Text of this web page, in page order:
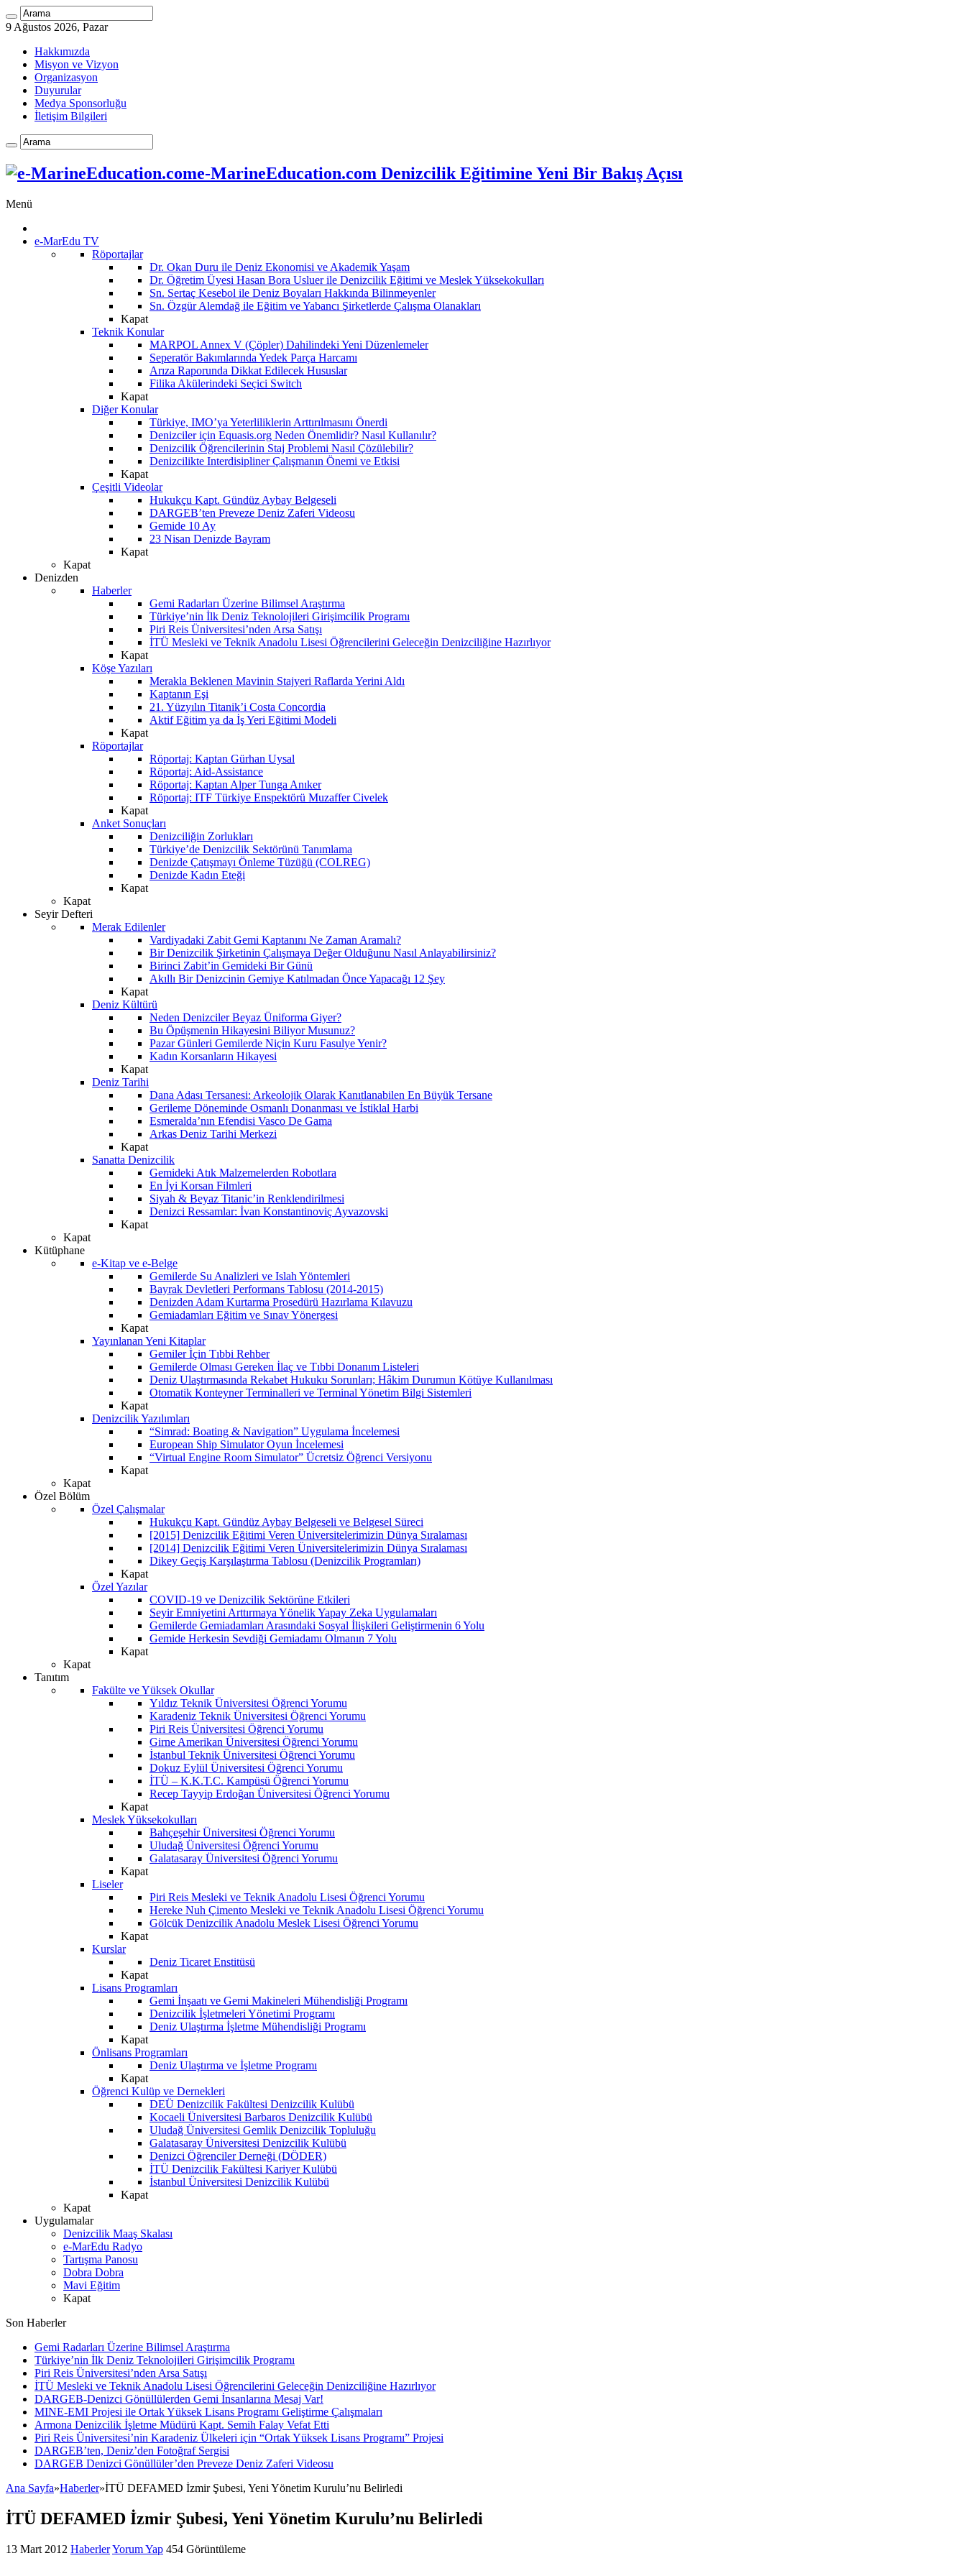
9 Ağustos 2026, Pazar
Hakkımızda
Misyon ve Vizyon
Organizasyon
Duyurular
Medya Sponsorluğu
İletişim Bilgileri
e-MarineEducation.com Denizcilik Eğitimine Yeni Bir Bakış Açısı
Menü
e-MarEdu TV
Röportajlar
Dr. Okan Duru ile Deniz Ekonomisi ve Akademik Yaşam
Dr. Öğretim Üyesi Hasan Bora Usluer ile Denizcilik Eğitimi ve Meslek Yüksekokulları
Sn. Sertaç Kesebol ile Deniz Boyaları Hakkında Bilinmeyenler
Sn. Özgür Alemdağ ile Eğitim ve Yabancı Şirketlerde Çalışma Olanakları
Kapat
Teknik Konular
MARPOL Annex V (Çöpler) Dahilindeki Yeni Düzenlemeler
Seperatör Bakımlarında Yedek Parça Harcamı
Arıza Raporunda Dikkat Edilecek Hususlar
Filika Akülerindeki Seçici Switch
Kapat
Diğer Konular
Türkiye, IMO’ya Yeterliliklerin Arttırılmasını Önerdi
Denizciler için Equasis.org Neden Önemlidir? Nasıl Kullanılır?
Denizcilik Öğrencilerinin Staj Problemi Nasıl Çözülebilir?
Denizcilikte Interdisipliner Çalışmanın Önemi ve Etkisi
Kapat
Çeşitli Videolar
Hukukçu Kapt. Gündüz Aybay Belgeseli
DARGEB’ten Preveze Deniz Zaferi Videosu
Gemide 10 Ay
23 Nisan Denizde Bayram
Kapat
Kapat
Denizden
Haberler
Gemi Radarları Üzerine Bilimsel Araştırma
Türkiye’nin İlk Deniz Teknolojileri Girişimcilik Programı
Piri Reis Üniversitesi’nden Arsa Satışı
İTÜ Mesleki ve Teknik Anadolu Lisesi Öğrencilerini Geleceğin Denizciliğine Hazırlıyor
Kapat
Köşe Yazıları
Merakla Beklenen Mavinin Stajyeri Raflarda Yerini Aldı
Kaptanın Eşi
21. Yüzyılın Titanik’i Costa Concordia
Aktif Eğitim ya da İş Yeri Eğitimi Modeli
Kapat
Röportajlar
Röportaj: Kaptan Gürhan Uysal
Röportaj: Aid-Assistance
Röportaj: Kaptan Alper Tunga Anıker
Röportaj: ITF Türkiye Enspektörü Muzaffer Civelek
Kapat
Anket Sonuçları
Denizciliğin Zorlukları
Türkiye’de Denizcilik Sektörünü Tanımlama
Denizde Çatışmayı Önleme Tüzüğü (COLREG)
Denizde Kadın Eteği
Kapat
Kapat
Seyir Defteri
Merak Edilenler
Vardiyadaki Zabit Gemi Kaptanını Ne Zaman Aramalı?
Bir Denizcilik Şirketinin Çalışmaya Değer Olduğunu Nasıl Anlayabilirsiniz?
Birinci Zabit’in Gemideki Bir Günü
Akıllı Bir Denizcinin Gemiye Katılmadan Önce Yapacağı 12 Şey
Kapat
Deniz Kültürü
Neden Denizciler Beyaz Üniforma Giyer?
Bu Öpüşmenin Hikayesini Biliyor Musunuz?
Pazar Günleri Gemilerde Niçin Kuru Fasulye Yenir?
Kadın Korsanların Hikayesi
Kapat
Deniz Tarihi
Dana Adası Tersanesi: Arkeolojik Olarak Kanıtlanabilen En Büyük Tersane
Gerileme Döneminde Osmanlı Donanması ve İstiklal Harbi
Esmeralda’nın Efendisi Vasco De Gama
Arkas Deniz Tarihi Merkezi
Kapat
Sanatta Denizcilik
Gemideki Atık Malzemelerden Robotlara
En İyi Korsan Filmleri
Siyah & Beyaz Titanic’in Renklendirilmesi
Denizci Ressamlar: İvan Konstantinoviç Ayvazovski
Kapat
Kapat
Kütüphane
e-Kitap ve e-Belge
Gemilerde Su Analizleri ve Islah Yöntemleri
Bayrak Devletleri Performans Tablosu (2014-2015)
Denizden Adam Kurtarma Prosedürü Hazırlama Kılavuzu
Gemiadamları Eğitim ve Sınav Yönergesi
Kapat
Yayınlanan Yeni Kitaplar
Gemiler İçin Tıbbi Rehber
Gemilerde Olması Gereken İlaç ve Tıbbi Donanım Listeleri
Deniz Ulaştırmasında Rekabet Hukuku Sorunları; Hâkim Durumun Kötüye Kullanılması
Otomatik Konteyner Terminalleri ve Terminal Yönetim Bilgi Sistemleri
Kapat
Denizcilik Yazılımları
“Simrad: Boating & Navigation” Uygulama İncelemesi
European Ship Simulator Oyun İncelemesi
“Virtual Engine Room Simulator” Ücretsiz Öğrenci Versiyonu
Kapat
Kapat
Özel Bölüm
Özel Çalışmalar
Hukukçu Kapt. Gündüz Aybay Belgeseli ve Belgesel Süreci
[2015] Denizcilik Eğitimi Veren Üniversitelerimizin Dünya Sıralaması
[2014] Denizcilik Eğitimi Veren Üniversitelerimizin Dünya Sıralaması
Dikey Geçiş Karşılaştırma Tablosu (Denizcilik Programları)
Kapat
Özel Yazılar
COVID-19 ve Denizcilik Sektörüne Etkileri
Seyir Emniyetini Arttırmaya Yönelik Yapay Zeka Uygulamaları
Gemilerde Gemiadamları Arasındaki Sosyal İlişkileri Geliştirmenin 6 Yolu
Gemide Herkesin Sevdiği Gemiadamı Olmanın 7 Yolu
Kapat
Kapat
Tanıtım
Fakülte ve Yüksek Okullar
Yıldız Teknik Üniversitesi Öğrenci Yorumu
Karadeniz Teknik Üniversitesi Öğrenci Yorumu
Piri Reis Üniversitesi Öğrenci Yorumu
Girne Amerikan Üniversitesi Öğrenci Yorumu
İstanbul Teknik Üniversitesi Öğrenci Yorumu
Dokuz Eylül Üniversitesi Öğrenci Yorumu
İTÜ – K.K.T.C. Kampüsü Öğrenci Yorumu
Recep Tayyip Erdoğan Üniversitesi Öğrenci Yorumu
Kapat
Meslek Yüksekokulları
Bahçeşehir Üniversitesi Öğrenci Yorumu
Uludağ Üniversitesi Öğrenci Yorumu
Galatasaray Üniversitesi Öğrenci Yorumu
Kapat
Liseler
Piri Reis Mesleki ve Teknik Anadolu Lisesi Öğrenci Yorumu
Hereke Nuh Çimento Mesleki ve Teknik Anadolu Lisesi Öğrenci Yorumu
Gölcük Denizcilik Anadolu Meslek Lisesi Öğrenci Yorumu
Kapat
Kurslar
Deniz Ticaret Enstitüsü
Kapat
Lisans Programları
Gemi İnşaatı ve Gemi Makineleri Mühendisliği Programı
Denizcilik İşletmeleri Yönetimi Programı
Deniz Ulaştırma İşletme Mühendisliği Programı
Kapat
Önlisans Programları
Deniz Ulaştırma ve İşletme Programı
Kapat
Öğrenci Kulüp ve Dernekleri
DEÜ Denizcilik Fakültesi Denizcilik Kulübü
Kocaeli Üniversitesi Barbaros Denizcilik Kulübü
Uludağ Üniversitesi Gemlik Denizcilik Topluluğu
Galatasaray Üniversitesi Denizcilik Kulübü
Denizci Öğrenciler Derneği (DÖDER)
İTÜ Denizcilik Fakültesi Kariyer Kulübü
İstanbul Üniversitesi Denizcilik Kulübü
Kapat
Kapat
Uygulamalar
Denizcilik Maaş Skalası
e-MarEdu Radyo
Tartışma Panosu
Dobra Dobra
Mavi Eğitim
Kapat
Son Haberler
Gemi Radarları Üzerine Bilimsel Araştırma
Türkiye’nin İlk Deniz Teknolojileri Girişimcilik Programı
Piri Reis Üniversitesi’nden Arsa Satışı
İTÜ Mesleki ve Teknik Anadolu Lisesi Öğrencilerini Geleceğin Denizciliğine Hazırlıyor
DARGEB-Denizci Gönüllülerden Gemi İnsanlarına Mesaj Var!
MINE-EMI Projesi ile Ortak Yüksek Lisans Programı Geliştirme Çalışmaları
Armona Denizcilik İşletme Müdürü Kapt. Semih Falay Vefat Etti
Piri Reis Üniversitesi’nin Karadeniz Ülkeleri için “Ortak Yüksek Lisans Programı” Projesi
DARGEB’ten, Deniz’den Fotoğraf Sergisi
DARGEB Denizci Gönüllüler’den Preveze Deniz Zaferi Videosu
Ana Sayfa»Haberler»İTÜ DEFAMED İzmir Şubesi, Yeni Yönetim Kurulu’nu Belirledi
İTÜ DEFAMED İzmir Şubesi, Yeni Yönetim Kurulu’nu Belirledi
13 Mart 2012 HaberlerYorum Yap 454 Görüntüleme